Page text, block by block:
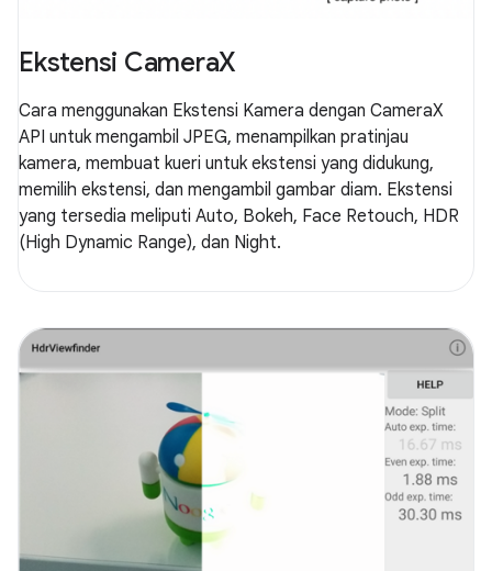
Ekstensi CameraX
Cara menggunakan Ekstensi Kamera dengan CameraX
API untuk mengambil JPEG, menampilkan pratinjau
kamera, membuat kueri untuk ekstensi yang didukung,
memilih ekstensi, dan mengambil gambar diam. Ekstensi
yang tersedia meliputi Auto, Bokeh, Face Retouch, HDR
(High Dynamic Range), dan Night.